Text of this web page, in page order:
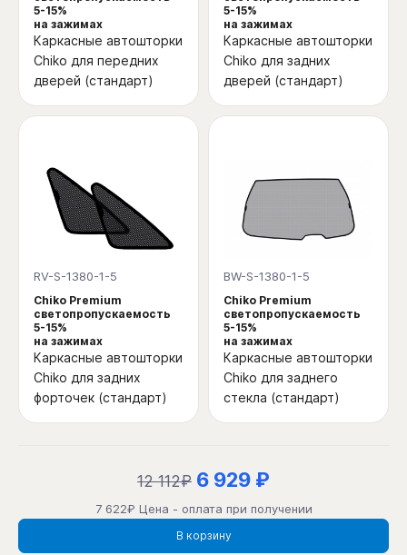
5-15%
на зажимах
Каркасные автошторки
Chiko для передних
дверей (стандарт)
5-15%
на зажимах
Каркасные автошторки
Chiko для задних
дверей (стандарт)
RV-S-1380-1-5
Chiko Premium
светопропускаемость
5-15%
на зажимах
Каркасные автошторки
Chiko для задних
форточек (стандарт)
BW-S-1380-1-5
Chiko Premium
светопропускаемость
5-15%
на зажимах
Каркасные автошторки
Chiko для заднего
стекла (стандарт)
12 112₽ 6 929 ₽
7 622₽ Цена - оплата при получении
В корзину